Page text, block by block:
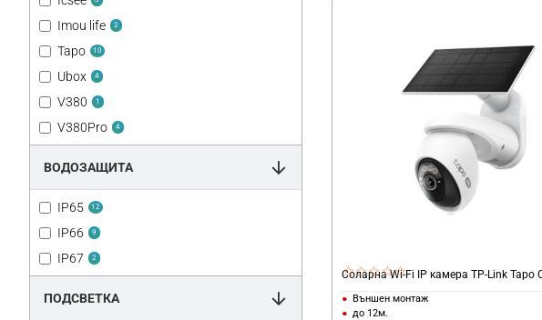
Соларно захранване
Imou life 2
Tapo 10
Ubox 4
V380 1
V380Pro 4
ВОДОЗАЩИТА
IP65 12
IP66 9
IP67 2
ПОДСВЕТКА
Соларна Wi-Fi IP камера TP-Link Tapo
Външен монтаж
до 12м.